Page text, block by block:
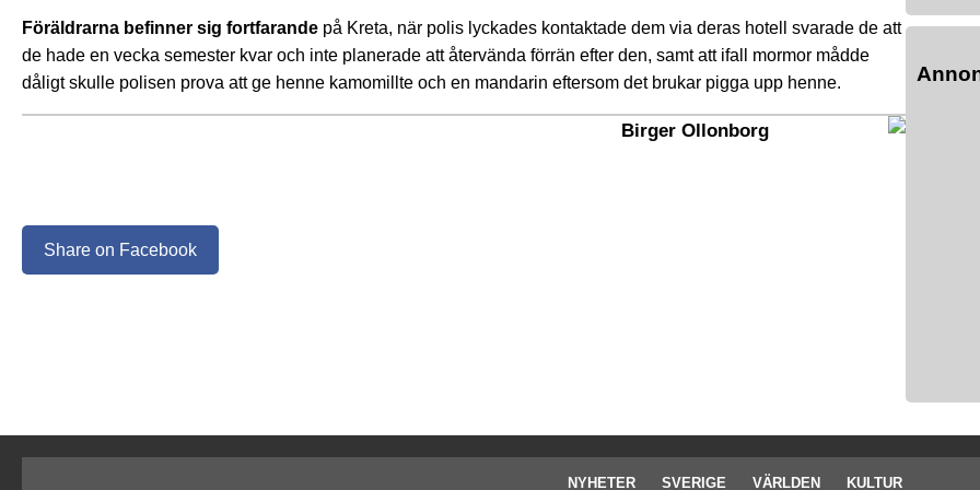
Föräldrarna befinner sig fortfarande på Kreta, när polis lyckades kontaktade dem via deras hotell svarade de att
de hade en vecka semester kvar och inte planerade att återvända förrän efter den, samt att ifall mormor mådde
dåligt skulle polisen prova att ge henne kamomillte och en mandarin eftersom det brukar pigga upp henne.
Birger Ollonborg
Share on Facebook
NYHETER SVERIGE VÄRLDEN KULTUR